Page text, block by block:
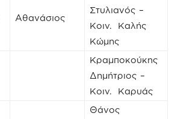
Αθανάσιος
Στυλιανός –
Κοιν. Καλής
Κώμης
Κραμποκούκης
Δημήτριος –
Κοιν. Καρυάς
Θάνος